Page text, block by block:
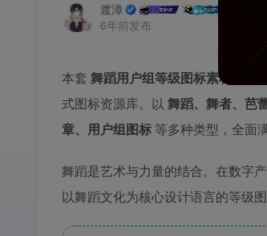
渡漳
6年前发布
本套 舞蹈用户组等级图标素材
，
式图标资源库。以 舞蹈、舞者、芭
章、用户组图标 等多种类型，全面
舞蹈是艺术与力量的结合。在数字
以舞蹈文化为核心设计语言的等级